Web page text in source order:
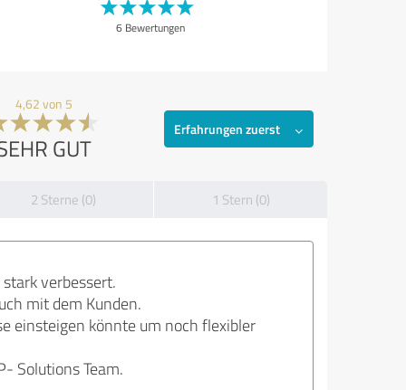
6 Bewertungen
4,62 von 5
GUT
Erfahrungen zuerst
2 Sterne (0) 1 Stern (0)
verbessert.
mit dem Kunden.
einsteigen könnte um noch flexibler
Solutions Team.